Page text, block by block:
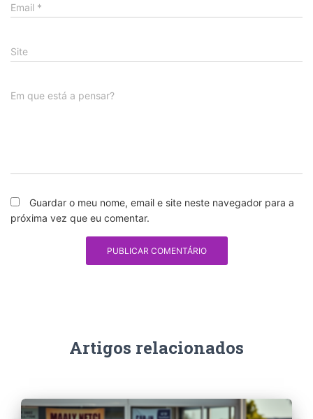
Email *
Site
Em que está a pensar?
Guardar o meu nome, email e site neste navegador para a
próxima vez que eu comentar.
Artigos relacionados